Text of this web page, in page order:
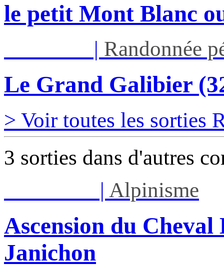
le petit Mont Blanc
| Randonnée
Le Grand Galibier
> Voir toutes les sorties
3 sorties dans d'autres
| Alpinisme
Ascension du
Janichon